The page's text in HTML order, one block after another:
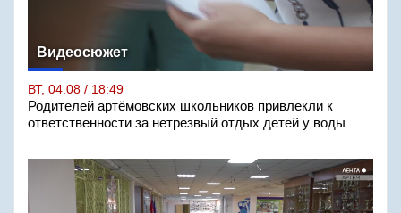
Видеосюжет
ВТ, 04.08 / 18:49
Родителей артёмовских школьников привлекли к
ответственности за нетрезвый отдых детей у воды